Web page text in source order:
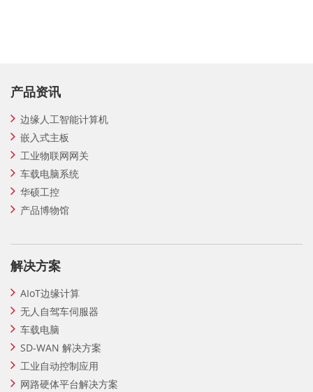
产品资讯
边缘人工智能计算机
嵌入式主板
工业物联网网关
车载电脑系统
华硕工控
产品博物馆
解决方案
AIoT边缘计算
无人自驾车伺服器
车载电脑
SD-WAN 解决方案
工业自动控制应用
网路硬体平台解决方案